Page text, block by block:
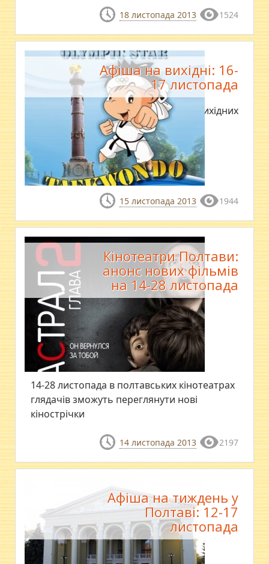
18 листопада 2013 1524
Афіша на вихідні: 16-
17 листопада
Де відпочити на вихідних
15 листопада 2013 1944
Кінотеатри Полтави:
анонс нових фільмів
на 14-28 листопада
14-28 листопада в полтавських кінотеатрах
глядачів зможуть переглянути нові
кінострічки
14 листопада 2013 2197
Афіша на тиждень у
Полтаві: 12-17
листопада